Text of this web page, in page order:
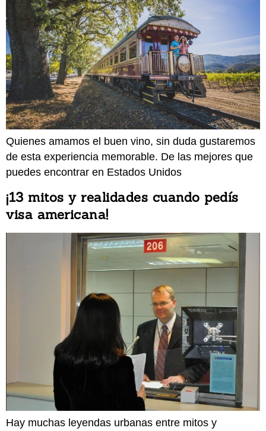
Quienes amamos el buen vino, sin duda gustaremos
de esta experiencia memorable. De las mejores que
puedes encontrar en Estados Unidos
¡13 mitos y realidades cuando pedís
visa americana!
Hay muchas leyendas urbanas entre mitos y